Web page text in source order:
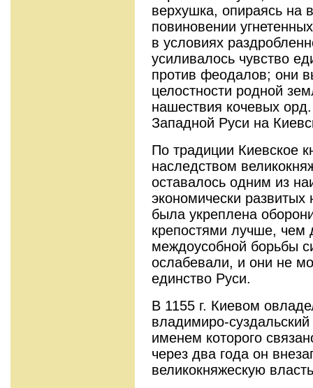
верхушка, опираясь на
повиновении
в условиях
усиливалось чувство
против феодалов; они
целостности родной
нашествия кочевых
Западной Руси на
По традиции Киевское
наследством
оставалось одним из
экономически
была укреплена
крепостями лучше, чем
междоусобной борьбы
ослабевали, и они не
единство Руси.
В 1155 г. Киевом
владимиро-
именем которого
через два года он
великокняжескую